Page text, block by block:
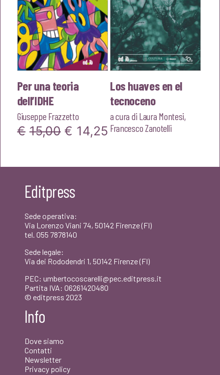
Per una teoria
dell’IDHE
Giuseppe Frazzetto
€ 15,00 Il
originale
€ 14,25Il
attuale
Los huaves en el
tecnoceno
a cura di Laura Montesi,
Francesco Zanotelli
Editpress
Sede operativa:
Via Lorenzo Viani 74, 50142 Firenze (FI)
tel. 055 7878140
Sede legale:
Via dei Rododendri 1, 50142 Firenze (FI)
PEC: umbertocoscarelli@pec.editpress.it
Partita IVA: 06261420480
© editpress 2023
Info
Dove siamo
Contatti
Newsletter
Privacy policy